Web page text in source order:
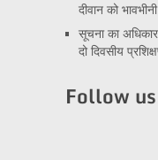
दीवान को
सूचना का
दो दिवसीय
Follow